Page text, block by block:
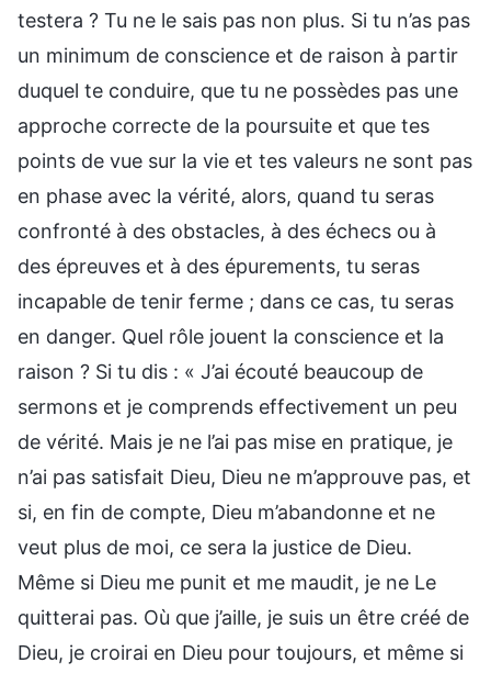
testera ? Tu ne le sais pas non plus. Si tu n’as pas
un minimum de conscience et de raison à partir
duquel te conduire, que tu ne possèdes pas une
approche correcte de la poursuite et que tes
points de vue sur la vie et tes valeurs ne sont pas
en phase avec la vérité, alors, quand tu seras
confronté à des obstacles, à des échecs ou à
des épreuves et à des épurements, tu seras
incapable de tenir ferme ; dans ce cas, tu seras
en danger. Quel rôle jouent la conscience et la
raison ? Si tu dis : « J’ai écouté beaucoup de
sermons et je comprends effectivement un peu
de vérité. Mais je ne l’ai pas mise en pratique, je
n’ai pas satisfait Dieu, Dieu ne m’approuve pas, et
si, en fin de compte, Dieu m’abandonne et ne
veut plus de moi, ce sera la justice de Dieu.
Même si Dieu me punit et me maudit, je ne Le
quitterai pas. Où que j’aille, je suis un être créé de
Dieu, je croirai en Dieu pour toujours, et même si